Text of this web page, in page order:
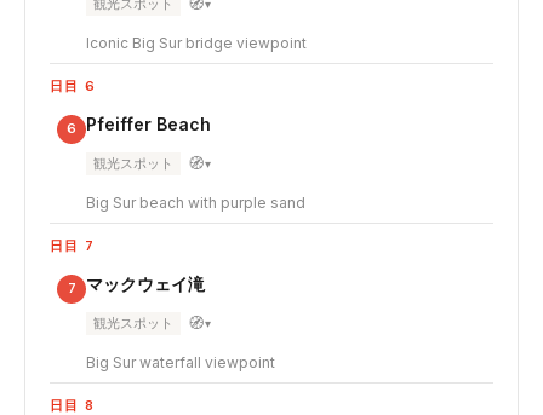
観光スポット ▾
Iconic Big Sur bridge viewpoint
日目 6
6 Pfeiffer Beach
観光スポット 🧭▾
Big Sur beach with purple sand
日目 7
7 マックウェイ滝
観光スポット 🧭▾
Big Sur waterfall viewpoint
日目 8